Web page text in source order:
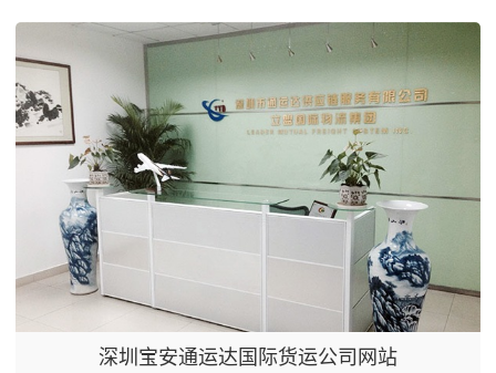
深圳宝安通运达国际货运公司网站